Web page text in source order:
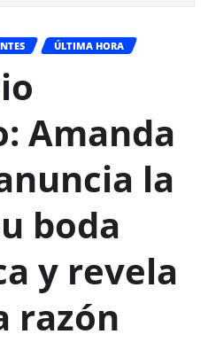
ÚLTIMA HORA
Amanda
la
boda
y revela
razón